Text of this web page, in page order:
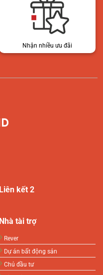
Nhận nhiều ưu đãi
Liên kết 2
Nhà tài trợ
Rever
Dự án bất động sản
Chủ đầu tư